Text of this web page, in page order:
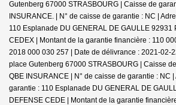
Gutenberg 67000 STRASBOURG | Caisse de
INSURANCE. | N° de caisse de garantie : NC |
110 Esplanade DU GENERAL DE GAULLE 92931
CEDEX | Montant de la garantie financière : 110
2018 000 030 257 | Date de délivrance : 2021-02-
place Gutenberg 67000 STRASBOURG | Caisse
QBE INSURANCE | N° de caisse de garantie : NC
garantie : 110 Esplanade DU GENERAL DE
DEFENSE CEDE | Montant de la garantie